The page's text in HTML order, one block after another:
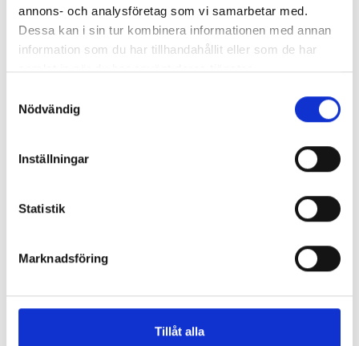
annons- och analysföretag som vi samarbetar med.
Dessa kan i sin tur kombinera informationen med annan
information som du har tillhandahållit eller som de har
samlat in när du har använt deras tjänster.
Nödvändig
Inställningar
Statistik
Marknadsföring
Tillåt alla
Vi har en stor bredd av yrkeskunnande på våra
anläggningar och för oss är det en självklarhet att
det vi gör är så mycket mer än mejeriprodukter. Vi
gör gott.
Se filmen